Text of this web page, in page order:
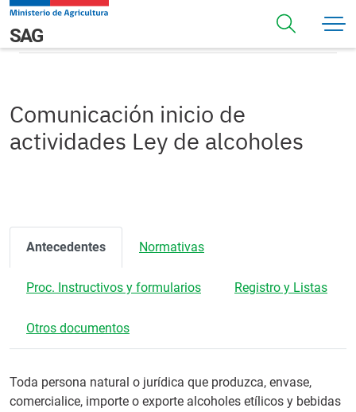
Pasar al contenido principal
Navegación principal
SAGComunicación inicio de actividades Ley de alcoholes
Comunicación inicio de
actividades Ley de alcoholes
Antecedentes Normativas
Proc. Instructivos y formularios Registro y Listas
Otros documentos
Toda persona natural o jurídica que produzca, envase,
comercialice, importe o exporte alcoholes etílicos y bebidas